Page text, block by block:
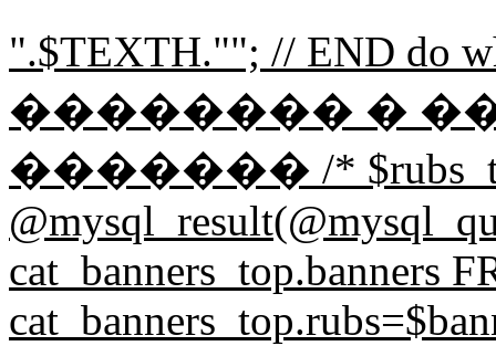
".$TEXTH.""; // END
�������� �
������� /*
cat_banners_top.banners